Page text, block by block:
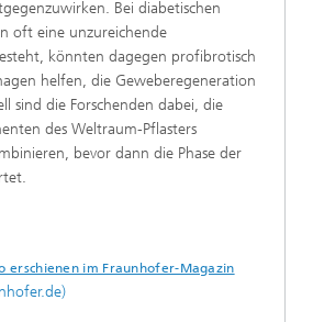
Bei diabetischen
oft eine unzureichende
könnten dagegen profibrotisch
helfen, die Geweberegeneration
sind die Forschenden dabei, die
des Weltraum-Pflasters
bevor dann die Phase der
erschienen im Fraunhofer-Magazin